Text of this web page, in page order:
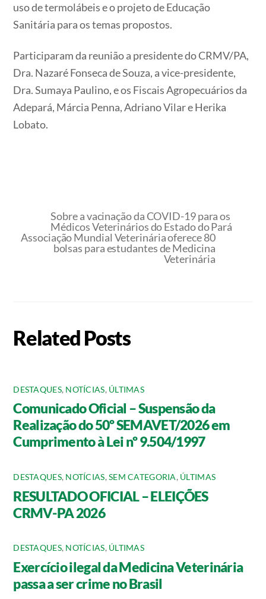
uso de termolábeis e o projeto de Educação
Sanitária para os temas propostos.
Participaram da reunião a presidente do CRMV/PA,
Dra. Nazaré Fonseca de Souza, a vice-presidente,
Dra. Sumaya Paulino, e os Fiscais Agropecuários da
Adepará, Márcia Penna, Adriano Vilar e Herika
Lobato.
Sobre a vacinação da COVID-19 para os
Médicos Veterinários do Estado do Pará
Associação Mundial Veterinária oferece 80
bolsas para estudantes de Medicina
Veterinária
Related Posts
DESTAQUES, NOTÍCIAS, ÚLTIMAS
Comunicado Oficial – Suspensão da
Realização do 50º SEMAVET/2026 em
Cumprimento à Lei nº 9.504/1997
DESTAQUES, NOTÍCIAS,SEM CATEGORIA, ÚLTIMAS
RESULTADO OFICIAL – ELEIÇÕES
CRMV-PA 2026
DESTAQUES, NOTÍCIAS, ÚLTIMAS
Exercício ilegal da Medicina Veterinária
passa a ser crime no Brasil